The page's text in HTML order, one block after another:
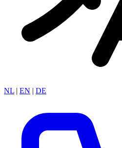
NL | EN | DE